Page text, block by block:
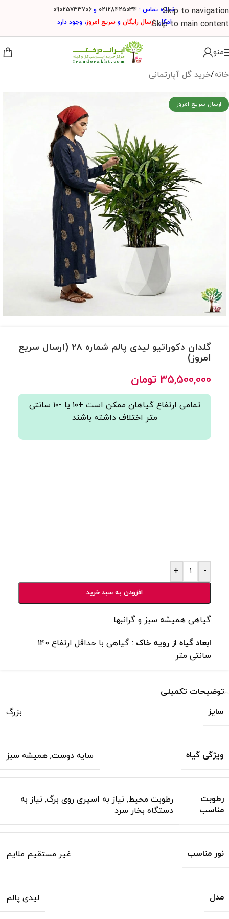
Skip to navigation
Skip to main content
شماره تماس : 02128425034 و09025733706
امکانارسال رایگان و سریع امروز، وجود دارد
منو
خانه/خرید گل آپارتمانی
ارسال سریع امروز
گلدان دکوراتیو لیدی پالم شماره 28 (ارسال سریع
امروز)
35,500,000 تومان
تمامی ارتفاع گیاهان ممکن است +۱۰ یا -۱۰ سانتی
متر اختلاف داشته باشند
-
+
افزودن به سبد خرید
گیاهی همیشه سبز و گرانبها
ابعاد گیاه از رویه خاک
: گیاهی با حداقل ارتفاع 140
سانتی متر
توضیحات تکمیلی
سایز
بزرگ
ویژگی گیاه سایه دوست, همیشه سبز
رطوبت
مناسب
رطوبت محیط, نیاز به اسپری روی برگ, نیاز به
دستگاه بخار سرد
نور مناسب غیر مستقیم ملایم
مدل لیدی پالم